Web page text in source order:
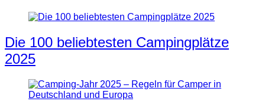
Die 100 beliebtesten Campingplätze
2025